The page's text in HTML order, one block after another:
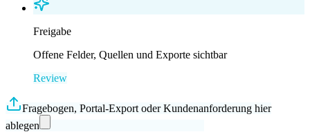
Freigabe
Offene Felder, Quellen und Exporte sichtbar
Review
Fragebogen, Portal-Export oder Kundenanforderung hier
ablegen